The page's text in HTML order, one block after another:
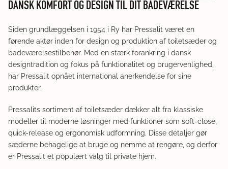
DANSK KOMFORT OG DESIGN TIL DIT BADEVÆRELSE
Siden grundlæggelsen i 1954 i Ry har Pressalit været en
førende aktør inden for design og produktion af toiletsæder og
badeværelsestilbehør. Med en stærk forankring i dansk
designtradition og fokus på funktionalitet og brugervenlighed,
har Pressalit opnået international anerkendelse for sine
produkter.
Pressalits sortiment af toiletsæder dækker alt fra klassiske
modeller til moderne løsninger med funktioner som soft-close,
quick-release og ergonomisk udformning. Disse detaljer gør
sæderne behagelige at bruge og nemme at rengøre, og derfor
er Pressalit et populært valg til private hjem.